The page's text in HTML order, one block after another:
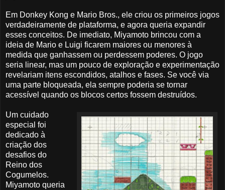
Em Donkey Kong e Mario Bros., ele criou os primeiros jogos
verdadeiramente de plataforma, e agora queria expandir
esses conceitos. De imediato, Miyamoto brincou com a
ideia de Mario e Luigi ficarem maiores ou menores à
medida que ganhassem ou perdessem poderes. O jogo
seria linear, mas um pouco de exploração e experimentação
revelariam itens escondidos, atalhos e fases. Se você via
uma parte bloqueada, ela sempre poderia se tornar
acessível quando os blocos certos fossem destruídos.
Um cuidado
especial foi
dedicado à
criação dos
desafios do
Reino dos
Cogumelos.
Miyamoto queria